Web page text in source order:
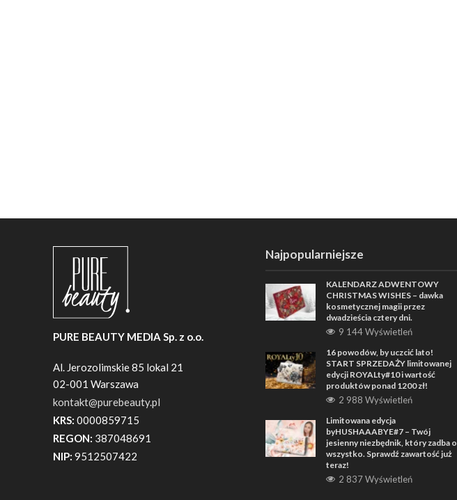
PURE BEAUTY MEDIA Sp. z o.o.
Al. Jerozolimskie 85 lokal 21
02-001 Warszawa
kontakt@purebeauty.pl
KRS: 0000859715
REGON: 387048691
NIP: 9512507422
Najpopularniejsze
KALENDARZ ADWENTOWY
CHRISTMAS WISHES – dawka
kosmetycznej magii przez
dwadzieścia cztery dni.
9 144 Wyświetleń
16 powodów, by uczcić lato!
START SPRZEDAŻY limitowanej
edycji ROYALty#10 i wartość
produktów ponad 1200 zł!
2 988 Wyświetleń
Limitowana edycja
byHUSHAAABYE#7 – Twój
jesienny niezbędnik, który zadba o
wszystko. Sprawdź zawartość już
teraz!
2 837 Wyświetleń